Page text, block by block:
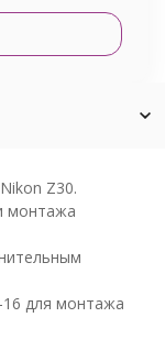
Z30.
монтажа
16 для монтажа